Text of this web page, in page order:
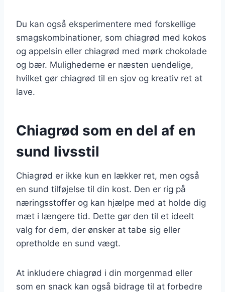
Du kan også eksperimentere med forskellige
smagskombinationer, som chiagrød med kokos
og appelsin eller chiagrød med mørk chokolade
og bær. Mulighederne er næsten uendelige,
hvilket gør chiagrød til en sjov og kreativ ret at
lave.
Chiagrød som en del af en
sund livsstil
Chiagrød er ikke kun en lækker ret, men også
en sund tilføjelse til din kost. Den er rig på
næringsstoffer og kan hjælpe med at holde dig
mæt i længere tid. Dette gør den til et ideelt
valg for dem, der ønsker at tabe sig eller
opretholde en sund vægt.
At inkludere chiagrød i din morgenmad eller
som en snack kan også bidrage til at forbedre